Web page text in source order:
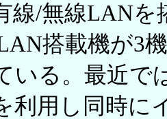
線/無線LANを
搭載機が3
いる。最近で
利用し同時に